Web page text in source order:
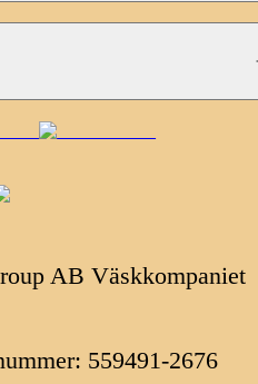
AB Väskkompaniet
559491-2676